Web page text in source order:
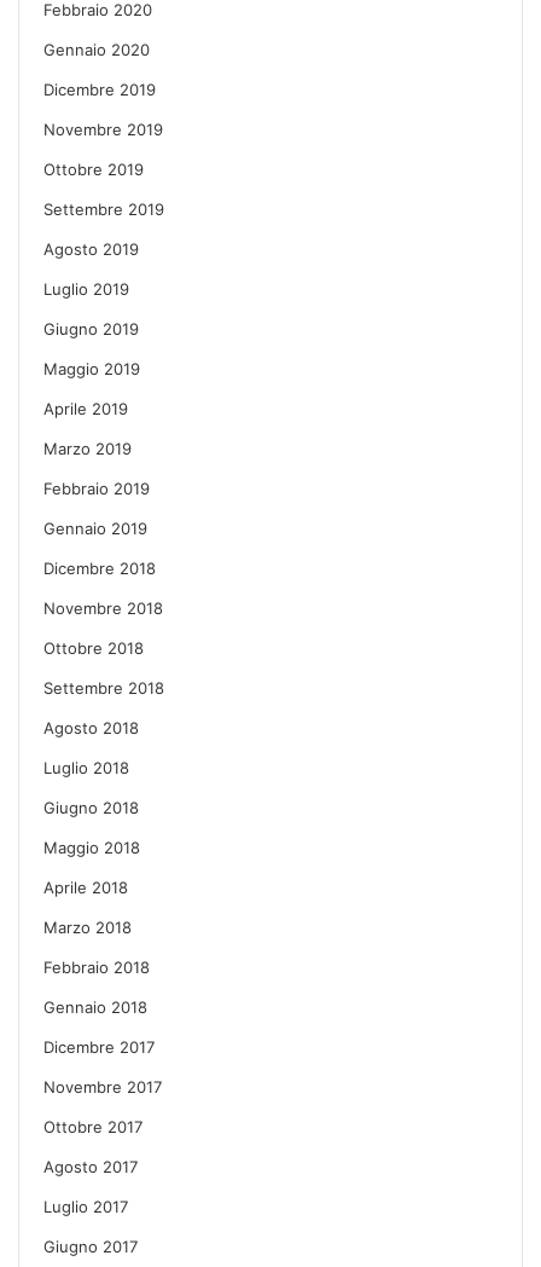
Febbraio 2020
Gennaio 2020
Dicembre 2019
Novembre 2019
Ottobre 2019
Settembre 2019
Agosto 2019
Luglio 2019
Giugno 2019
Maggio 2019
Aprile 2019
Marzo 2019
Febbraio 2019
Gennaio 2019
Dicembre 2018
Novembre 2018
Ottobre 2018
Settembre 2018
Agosto 2018
Luglio 2018
Giugno 2018
Maggio 2018
Aprile 2018
Marzo 2018
Febbraio 2018
Gennaio 2018
Dicembre 2017
Novembre 2017
Ottobre 2017
Agosto 2017
Luglio 2017
Giugno 2017